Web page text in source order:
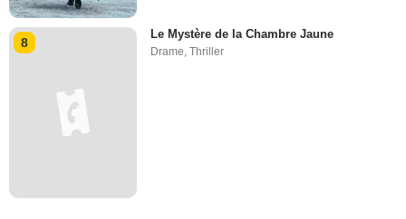
8
Le Mystère de la Chambre Jaune
Drame,Thriller